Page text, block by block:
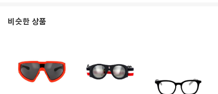
비슷한 상품